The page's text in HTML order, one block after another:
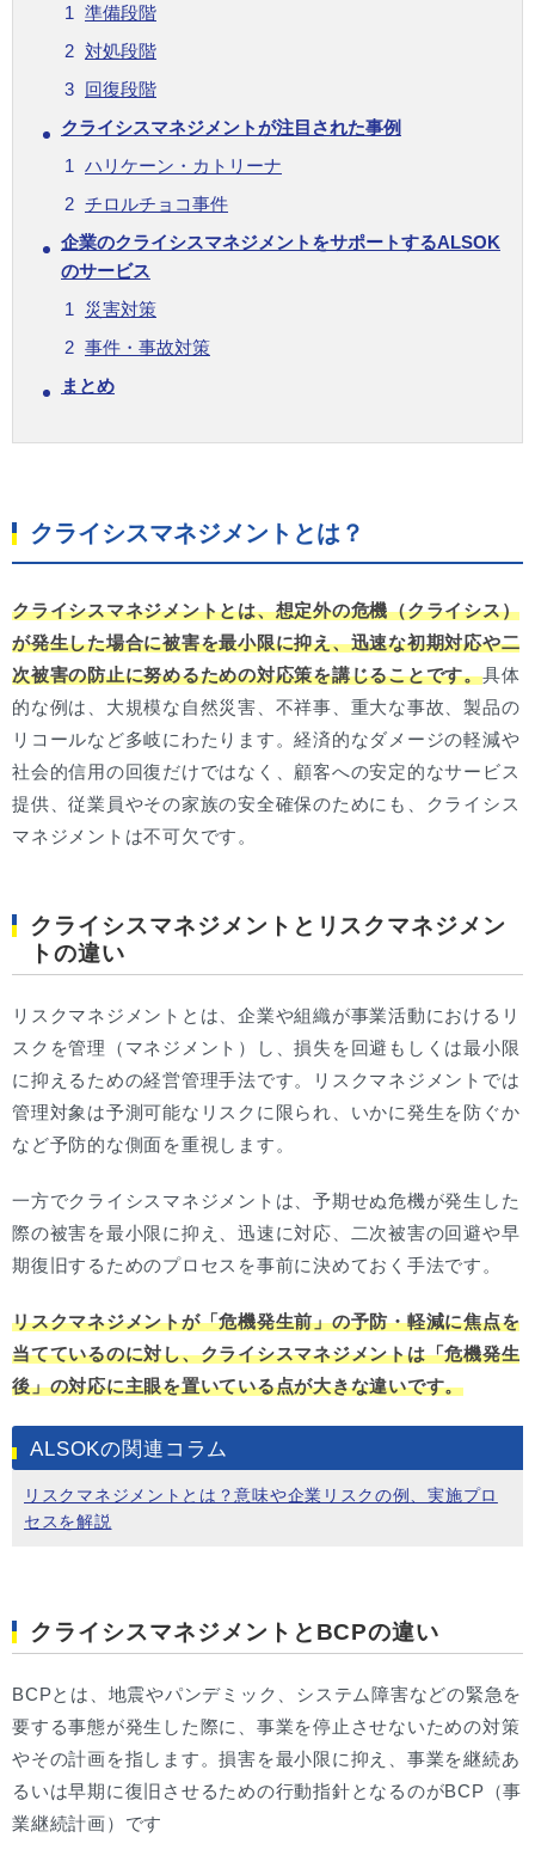
準備段階
対処段階
回復段階
クライシスマネジメントが注目された事例
ハリケーン・カトリーナ
チロルチョコ事件
企業のクライシスマネジメントをサポートするALSOK
のサービス
災害対策
事件・事故対策
まとめ
クライシスマネジメントとは？
クライシスマネジメントとは、想定外の危機（クライシス）
が発生した場合に被害を最小限に抑え、迅速な初期対応や二
次被害の防止に努めるための対応策を講じることです。具体
的な例は、大規模な自然災害、不祥事、重大な事故、製品の
リコールなど多岐にわたります。経済的なダメージの軽減や
社会的信用の回復だけではなく、顧客への安定的なサービス
提供、従業員やその家族の安全確保のためにも、クライシス
マネジメントは不可欠です。
クライシスマネジメントとリスクマネジメン
トの違い
リスクマネジメントとは、企業や組織が事業活動におけるリ
スクを管理（マネジメント）し、損失を回避もしくは最小限
に抑えるための経営管理手法です。リスクマネジメントでは
管理対象は予測可能なリスクに限られ、いかに発生を防ぐか
など予防的な側面を重視します。
一方でクライシスマネジメントは、予期せぬ危機が発生した
際の被害を最小限に抑え、迅速に対応、二次被害の回避や早
期復旧するためのプロセスを事前に決めておく手法です。
リスクマネジメントが「危機発生前」の予防・軽減に焦点を
当てているのに対し、クライシスマネジメントは「危機発生
後」の対応に主眼を置いている点が大きな違いです。
ALSOKの関連コラム
リスクマネジメントとは？意味や企業リスクの例、実施プロ
セスを解説
クライシスマネジメントとBCPの違い
BCPとは、地震やパンデミック、システム障害などの緊急を
要する事態が発生した際に、事業を停止させないための対策
やその計画を指します。損害を最小限に抑え、事業を継続あ
るいは早期に復旧させるための行動指針となるのがBCP（事
業継続計画）です